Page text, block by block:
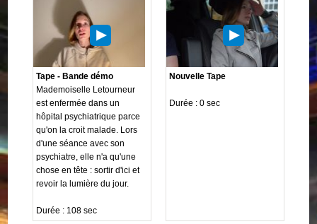
Tape - Bande démo
Mademoiselle Letourneur
est enfermée dans un
hôpital psychiatrique parce
qu'on la croit malade. Lors
d'une séance avec son
psychiatre, elle n'a qu'une
chose en tête : sortir d'ici et
revoir la lumière du jour.
Durée : 108 sec
Nouvelle Tape
Durée : 0 sec